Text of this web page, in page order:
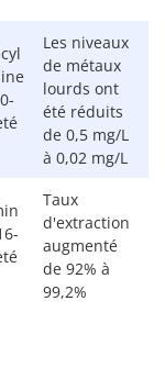
Les niveaux
de métaux
lourds ont
été réduits
de 0,5 mg/L
à 0,02 mg/L
Taux
d'extraction
augmenté
de 92% à
99,2%